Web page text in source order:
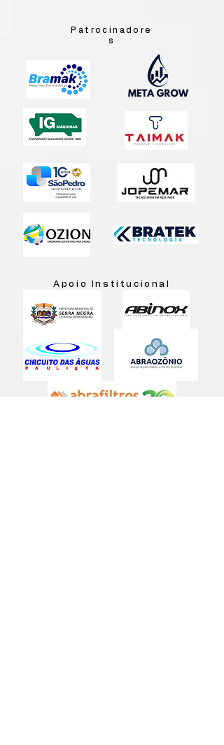
Patrocinadore
s
Apoio Institucional